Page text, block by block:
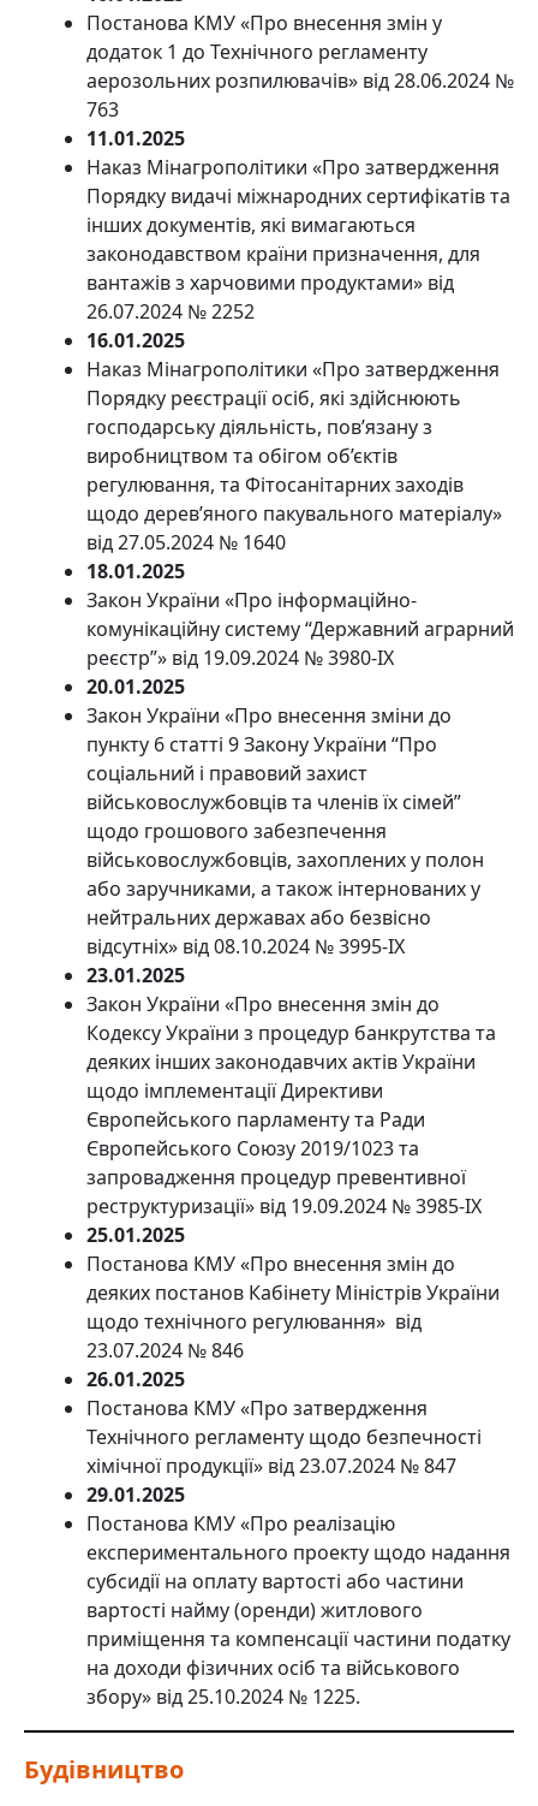
Постанова КМУ «Про внесення змін у
додаток 1 до Технічного регламенту
аерозольних розпилювачів» від 28.06.2024 №
763
11.01.2025
Наказ Мінагрополітики «Про затвердження
Порядку видачі міжнародних сертифікатів та
інших документів, які вимагаються
законодавством країни призначення, для
вантажів з харчовими продуктами» від
26.07.2024 № 2252
16.01.2025
Наказ Мінагрополітики «Про затвердження
Порядку реєстрації осіб, які здійснюють
господарську діяльність, пов’язану з
виробництвом та обігом об’єктів
регулювання, та Фітосанітарних заходів
щодо дерев’яного пакувального матеріалу»
від 27.05.2024 № 1640
18.01.2025
Закон України «Про інформаційно-
комунікаційну систему “Державний аграрний
реєстр”» від 19.09.2024 № 3980-IX
20.01.2025
Закон України «Про внесення зміни до
пункту 6 статті 9 Закону України “Про
соціальний і правовий захист
військовослужбовців та членів їх сімей”
щодо грошового забезпечення
військовослужбовців, захоплених у полон
або заручниками, а також інтернованих у
нейтральних державах або безвісно
відсутніх» від 08.10.2024 № 3995-IX
23.01.2025
Закон України «Про внесення змін до
Кодексу України з процедур банкрутства та
деяких інших законодавчих актів України
щодо імплементації Директиви
Європейського парламенту та Ради
Європейського Союзу 2019/1023 та
запровадження процедур превентивної
реструктуризації» від 19.09.2024 № 3985-IX
25.01.2025
Постанова КМУ «Про внесення змін до
деяких постанов Кабінету Міністрів України
щодо технічного регулювання» від
23.07.2024 № 846
26.01.2025
Постанова КМУ «Про затвердження
Технічного регламенту щодо безпечності
хімічної продукції» від 23.07.2024 № 847
29.01.2025
Постанова КМУ «Про реалізацію
експериментального проекту щодо надання
субсидії на оплату вартості або частини
вартості найму (оренди) житлового
приміщення та компенсації частини податку
на доходи фізичних осіб та військового
збору» від 25.10.2024 № 1225.
Будівництво